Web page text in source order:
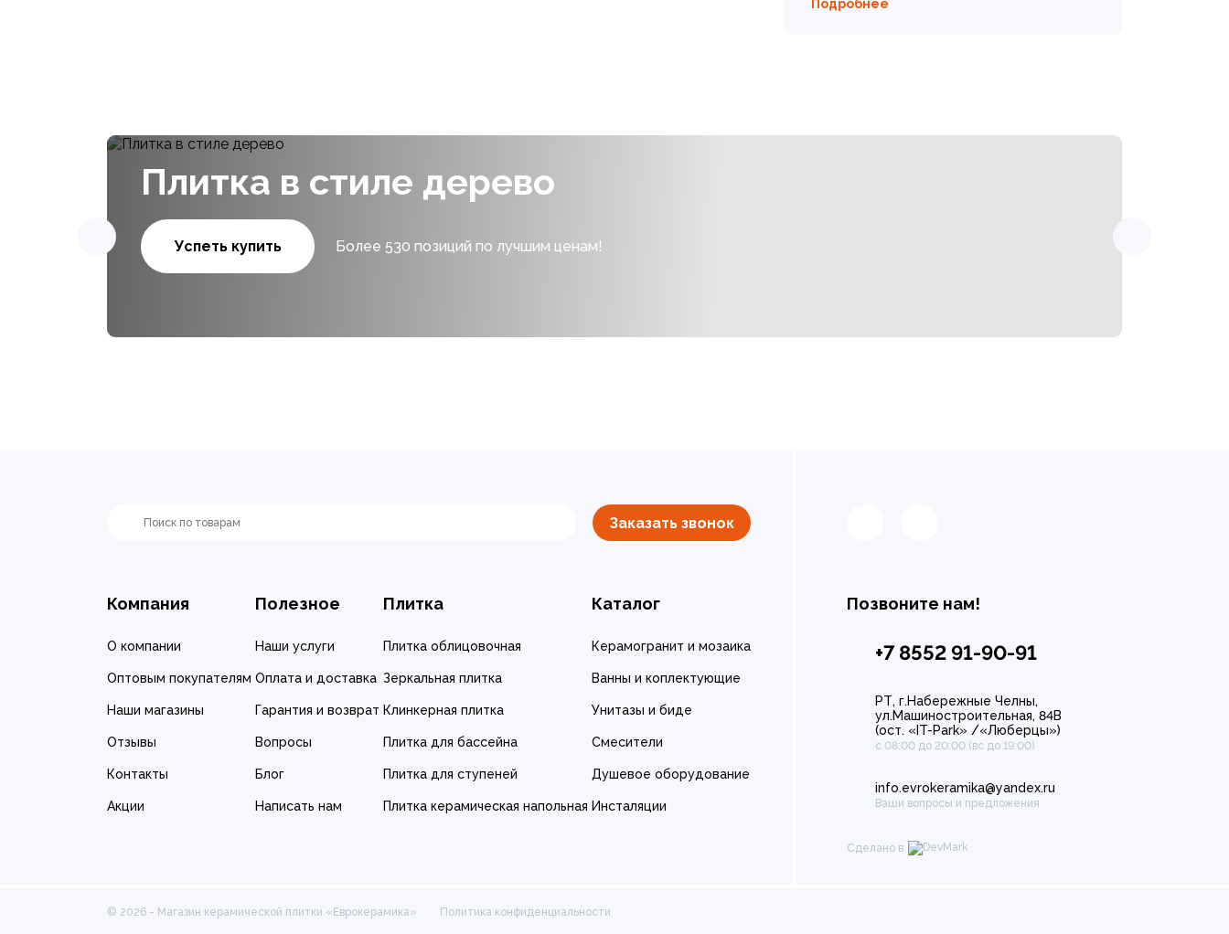
Подробнее
Плитка в стиле дерево
Успеть купить Более 530 позиций по лучшим ценам!
Заказать звонок
Компания
О компании
Оптовым покупателям
Наши магазины
Отзывы
Контакты
Акции
Полезное
Наши услуги
Оплата и доставка
Гарантия и возврат
Вопросы
Блог
Написать нам
Плитка
Плитка облицовочная
Зеркальная плитка
Клинкерная плитка
Плитка для бассейна
Плитка для ступеней
Плитка керамическая напольная
Каталог
Керамогранит и мозаика
Ванны и коплектующие
Унитазы и биде
Смесители
Душевое оборудование
Инсталяции
Позвоните нам!
+7 8552 91-90-91
РТ, г.Набережные Челны,
ул.Машиностроительная, 84В
(ост. «IT-Park» /«Люберцы»)
с 08:00 до 20:00 (вс до 19:00)
info.evrokeramika@yandex.ru
Ваши вопросы и предложения
Сделано в
© 2026 - Магазин керамической плитки «Еврокерамика» Политика конфиденциальности